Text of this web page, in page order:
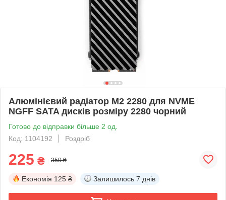
Алюмінієвий радіатор M2 2280 для NVME
NGFF SATA дисків розміру 2280 чорний
Готово до відправки більше 2 од.
Код: 1104192
Роздріб
225 ₴ 350 ₴
Економія 125 ₴ Залишилось 7 днів